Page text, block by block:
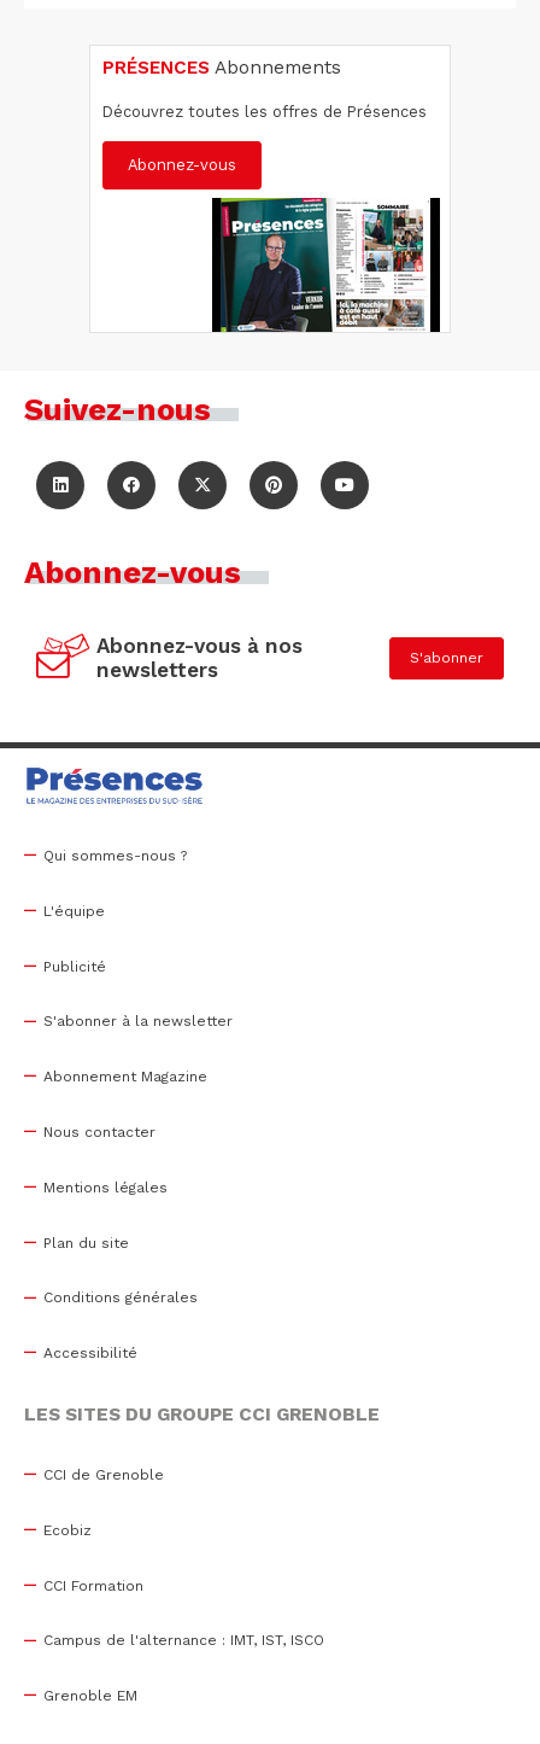
PRÉSENCES Abonnements
Découvrez toutes les offres de Présences
Abonnez-vous
Suivez-nous
Abonnez-vous
Abonnez-vous à nos
newsletters
S'abonner
Qui sommes-nous ?
L'équipe
Publicité
S'abonner à la newsletter
Abonnement Magazine
Nous contacter
Mentions légales
Plan du site
Conditions générales
Accessibilité
LES SITES DU GROUPE CCI GRENOBLE
CCI de Grenoble
Ecobiz
CCI Formation
Campus de l'alternance : IMT, IST, ISCO
Grenoble EM